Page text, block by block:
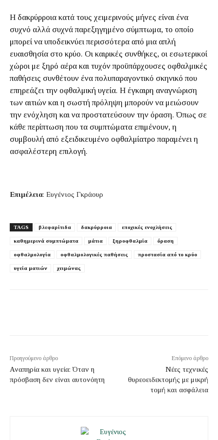
Η δακρύρροια κατά τους χειμερινούς μήνες είναι ένα
συχνό αλλά συχνά παρεξηγημένο σύμπτωμα, το οποίο
μπορεί να υποδεικνύει περισσότερα από μια απλή
ευαισθησία στο κρύο. Οι καιρικές συνθήκες, οι εσωτερικοί
χώροι με ξηρό αέρα και τυχόν προϋπάρχουσες οφθαλμικές
παθήσεις συνθέτουν ένα πολυπαραγοντικό σκηνικό που
επηρεάζει την οφθαλμική υγεία. Η έγκαιρη αναγνώριση
των αιτιών και η σωστή πρόληψη μπορούν να μειώσουν
την ενόχληση και να προστατεύσουν την όραση. Όπως σε
κάθε περίπτωση που τα συμπτώματα επιμένουν, η
συμβουλή από εξειδικευμένο οφθαλμίατρο παραμένει η
ασφαλέστερη επιλογή.
Επιμέλεια: Ευγένιος Γκράουρ
TAGS βλεφαρίτιδα δακρύρροια εποχικές ενοχλήσεις
καθημερινά συμπτώματα μάτια ξηροφθαλμία όραση
οφθαλμολογία οφθαλμολογικές παθήσεις προστασία από το κρύο
υγεία ματιών χειμώνας
Προηγούμενο άρθρο
Αναπηρία και υγεία: Όταν η
πρόσβαση δεν είναι αυτονόητη
Επόμενο άρθρο
Νέες τεχνικές
θυρεοειδεκτομής με μικρή
τομή και ασφάλεια